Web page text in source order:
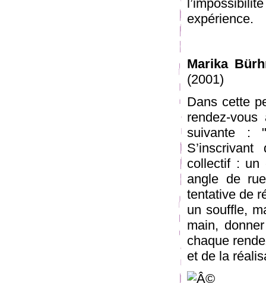
expérience.
Marika
(2001)
Dans cette
rendez-
suivante : "
collectif : un
angle de
tentative de
un souffle,
main,
chaque
et de la